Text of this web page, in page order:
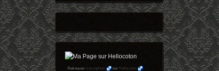
Retrouvezmaryophoto surHellocoton